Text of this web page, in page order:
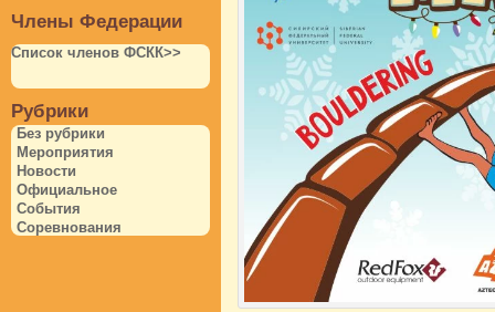
Члены Федерации
Список членов ФСКК>>
Рубрики
Без рубрики
Мероприятия
Новости
Официальное
События
Соревнования